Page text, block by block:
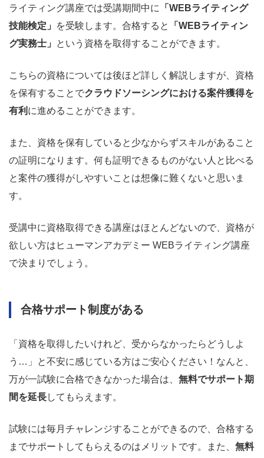
ライティング講座では受講期間中に
「WEBライティング
技能検定」
を受験します。合格すると
「WEBライティン
グ実務士」
という資格を取得することができます。
こちらの資格については後ほど詳しく解説しますが、資格
を保有することでクラウドソーシングにおける案件獲得を
有利 に進めることができます。
また、資格を保有していると少なからずスキルがあること
の証明になります。何も証明できるものがない人と比べる
と案件の獲得がしやすいことは想像に難くないと思いま
す。
受講中に資格取得できる講座はほとんどないので、資格が
欲しい方はヒューマンアカデミー WEBライティング講座
で決まりでしょう。
合格サポート制度がある
「資格を取得したいけれど、受からなかったらどうしよ
う…」と不安に感じている方はご安心ください！なんと、
万が一試験に合格できなかった場合は、 無料でサポート期
間を延長してもらえます。
試験には毎月チャレンジすることができるので、合格する
までサポートしてもらえるのはメリットです。また、 無料